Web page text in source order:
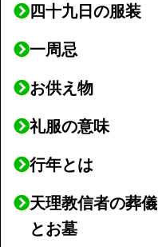
四十九日の服装
一周忌
お供え物
礼服の意味
行年とは
天理教信者の葬儀
とお墓